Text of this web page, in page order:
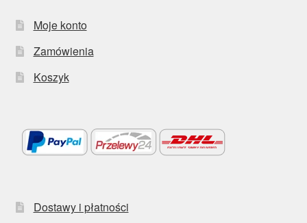
Moje konto
Zamówienia
Koszyk
Dostawy i płatności